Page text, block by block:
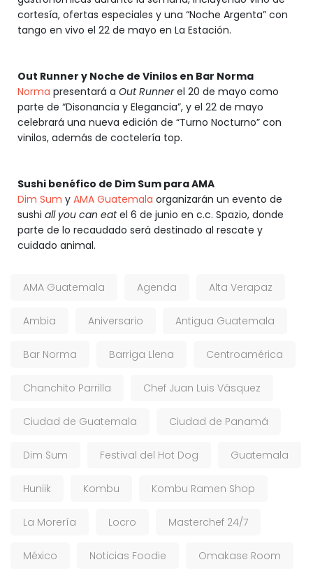
cortesía, ofertas especiales y una “Noche Argenta” con
tango en vivo el 22 de mayo en La Estación.
Out Runner y Noche de Vinilos en Bar Norma
Norma presentará a Out Runnerel 20 de mayo como
parte de “Disonancia y Elegancia”, y el 22 de mayo
celebrará una nueva edición de “Turno Nocturno” con
vinilos, además de coctelería top.
Sushi benéfico de Dim Sum para AMA
Dim Sum y AMA Guatemala organizarán un evento de
sushi all you can eatel 6 de junio en c.c. Spazio, donde
parte de lo recaudado será destinado al rescate y
cuidado animal.
AMA Guatemala Agenda Alta Verapaz
Ambia Aniversario Antigua Guatemala
Bar Norma Barriga Llena Centroamérica
Chanchito Parrilla Chef Juan Luis Vásquez
Ciudad de Guatemala Ciudad de Panamá
Dim Sum Festival del Hot Dog Guatemala
Huniik Kombu Kombu Ramen Shop
La Morería Locro Masterchef 24/7
México Noticias Foodie Omakase Room